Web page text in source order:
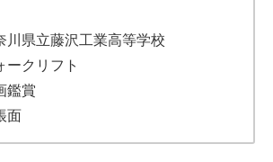
川県立藤沢工業高等学校
ークリフト
鑑賞
面